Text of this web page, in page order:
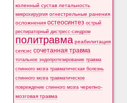
коленный сустав летальность
микрохирургия огнестрельные ранения
осложнения остеосинтез острый
респираторный дистресс-синдром
политравма реабилитация
сепсис сочетанная травма
тотальное эндопротезирование травма
спинного мозга травматическая болезнь
спинного мозга травматическое
повреждение спинного мозга черепно-
мозговая травма